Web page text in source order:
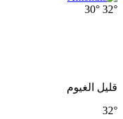
32°
30°
قليل الغيوم
32°